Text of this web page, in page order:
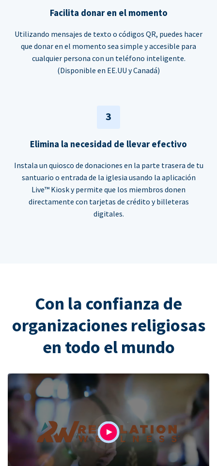
Facilita donar en el momento
Utilizando mensajes de texto o códigos QR, puedes hacer
que donar en el momento sea simple y accesible para
cualquier persona con un teléfono inteligente.
(Disponible en EE.UU y Canadá)
3
Elimina la necesidad de llevar efectivo
Instala un quiosco de donaciones en la parte trasera de tu
santuario o entrada de la iglesia usando la aplicación
Live™ Kiosk y permite que los miembros donen
directamente con tarjetas de crédito y billeteras
digitales.
Con la confianza de
organizaciones religiosas
en todo el mundo